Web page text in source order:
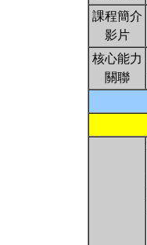
課程簡介
影片
核心能力
關聯